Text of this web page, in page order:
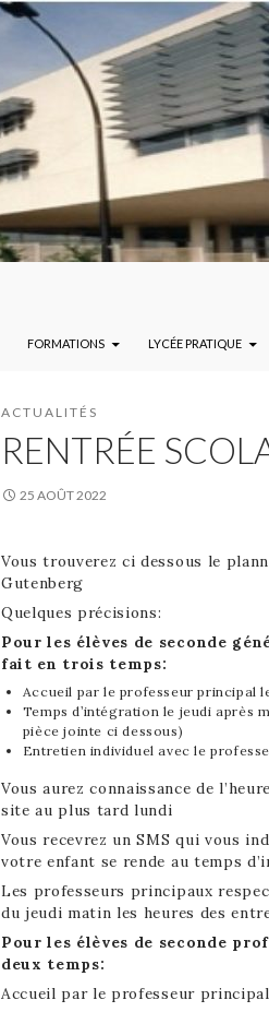
FORMATIONS LYCÉE PRATIQUE
ACTUALITÉS
RENTRÉE
25 AOÛT 2022
Vous trouverez ci dessous le
Gutenberg
Quelques précisions:
Pour les élèves de seconde
fait en trois temps:
Accueil par le professeur principal
Temps d’intégration le jeudi après
pièce jointe ci dessous)
Entretien individuel avec le
Vous aurez connaissance de
site au plus tard lundi
Vous recevrez un SMS qui vous
votre enfant se rende au temps
Les professeurs principaux
du jeudi matin les heures des
Pour les élèves de seconde
deux temps:
Accueil par le professeur